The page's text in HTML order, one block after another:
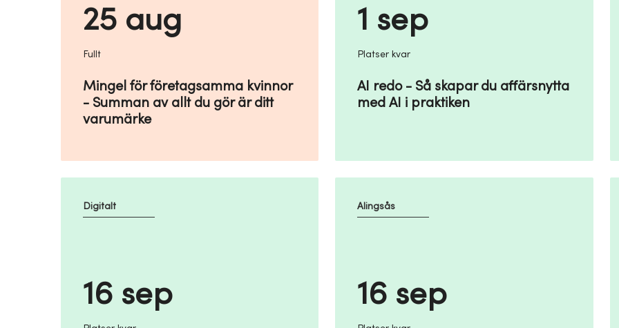
Mingel för företagsamma kvinnor
- Summan av allt du gör är ditt
varumärke
25 aug
Fullt
AI redo - Så skapar du affärsnytta
med AI i praktiken
1 sep
Platser kvar
16 sep
Digitalt
16 sep
Alingsås